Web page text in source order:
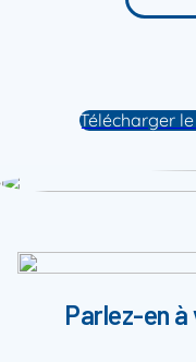
Télécharger
Parlez-en